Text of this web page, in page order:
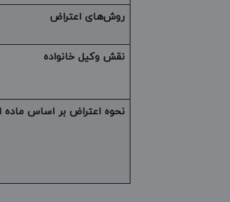
روش‌های اعتراض
نقش وکیل خانواده
نحوه اعتراض بر اساس ماده 169 آیین‌نامه اجرای مفاد اسناد رسمی لازم‌الاجراء